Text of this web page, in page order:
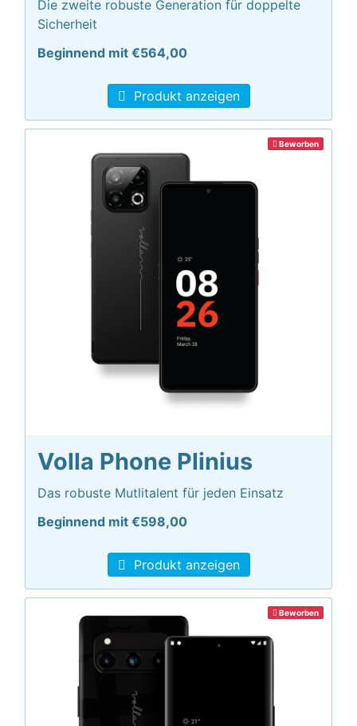
Die zweite robuste Generation für doppelte
Sicherheit
Beginnend mit €564,00
Produkt anzeigen
Beworben
Volla Phone Plinius
Das robuste Mutlitalent für jeden Einsatz
Beginnend mit €598,00
Produkt anzeigen
Beworben